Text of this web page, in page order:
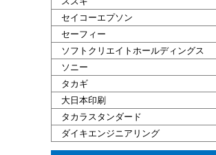
セイコーエプソン
セーフィー
ソフトクリエイトホールディングス
ソニー
タカギ
大日本印刷
タカラスタンダード
ダイキエンジニアリング